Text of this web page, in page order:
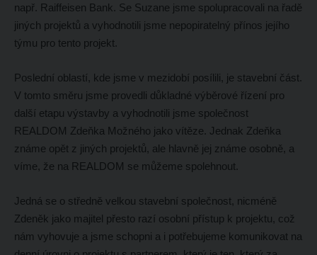
např. Raiffeisen Bank. Se Suzane jsme spolupracovali na řadě
jiných projektů a vyhodnotili jsme nepopiratelný přínos jejího
týmu pro tento projekt.
Poslední oblastí, kde jsme v mezidobí posílili, je stavební část.
V tomto směru jsme provedli důkladné výběrové řízení pro
další etapu výstavby a vyhodnotili jsme společnost
REALDOM Zdeňka Možného jako vítěze. Jednak Zdeňka
známe opět z jiných projektů, ale hlavně jej známe osobně, a
víme, že na REALDOM se můžeme spolehnout.
Jedná se o středně velkou stavební společnost, nicméně
Zdeněk jako majitel přesto razí osobní přístup k projektu, což
nám vyhovuje a jsme schopni a i potřebujeme komunikovat na